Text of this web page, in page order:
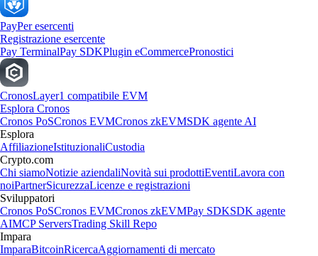
PayPer esercenti
Registrazione esercente
Pay TerminalPay SDKPlugin eCommercePronostici
CronosLayer1 compatibile EVM
Esplora Cronos
Cronos PoSCronos EVMCronos zkEVMSDK agente AI
Esplora
AffiliazioneIstituzionaliCustodia
Crypto.com
Chi siamoNotizie aziendaliNovità sui prodottiEventiLavora con
noiPartnerSicurezzaLicenze e registrazioni
Sviluppatori
Cronos PoSCronos EVMCronos zkEVMPay SDKSDK agente
AIMCP ServersTrading Skill Repo
Impara
ImparaBitcoinRicercaAggiornamenti di mercato